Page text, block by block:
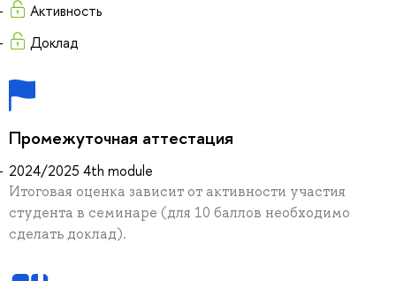
Активность
Доклад
Промежуточная аттестация
2024/2025 4th module
Итоговая оценка зависит от активности участия
студента в семинаре (для 10 баллов необходимо
сделать доклад).